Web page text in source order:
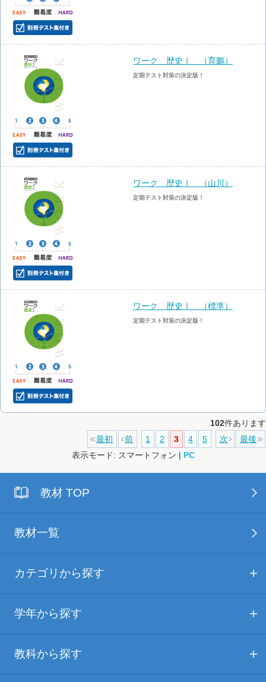
ワーク 歴史Ⅰ （育鵬）
定期テスト対策の決定版！
ワーク 歴史Ⅰ （山川）
定期テスト対策の決定版！
ワーク 歴史Ⅰ （標準）
定期テスト対策の決定版！
102件あります
最初
前 1 2 3 4 5 次
最後
表示モード: スマートフォン | PC
教材 TOP
教材一覧
カテゴリから探す
学年から探す
教科から探す